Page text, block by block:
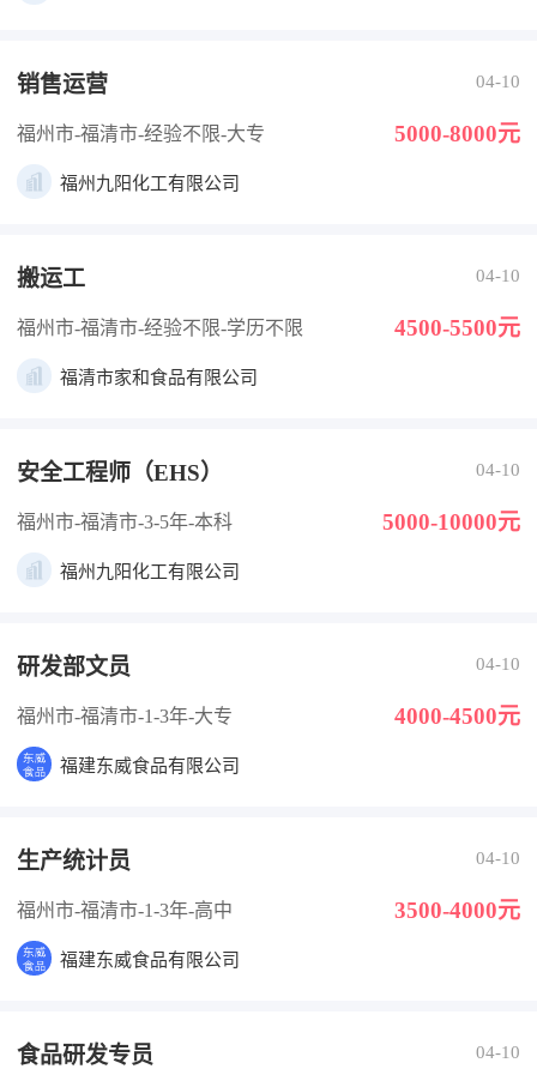
销售运营 04-10
福州市-福清市-经验不限-大专 5000-8000元
福州九阳化工有限公司
搬运工 04-10
福州市-福清市-经验不限-学历不限 4500-5500元
福清市家和食品有限公司
安全工程师（EHS） 04-10
福州市-福清市-3-5年-本科 5000-10000元
福州九阳化工有限公司
研发部文员 04-10
福州市-福清市-1-3年-大专 4000-4500元
福建东威食品有限公司
生产统计员 04-10
福州市-福清市-1-3年-高中 3500-4000元
福建东威食品有限公司
食品研发专员 04-10